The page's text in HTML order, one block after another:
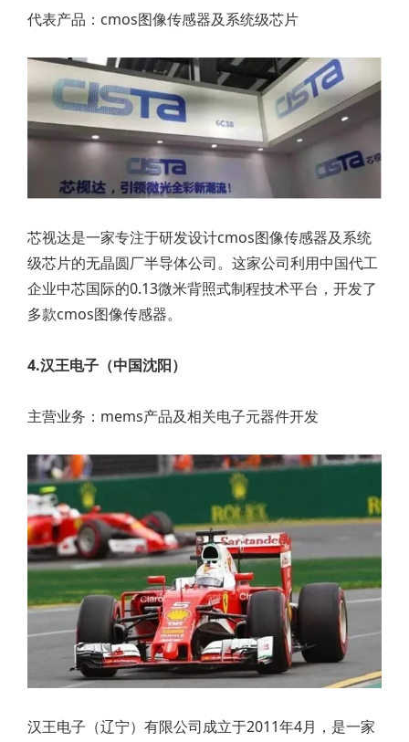
代表产品：cmos图像传感器及系统级芯片
芯视达是一家专注于研发设计cmos图像传感器及系统
级芯片的无晶圆厂半导体公司。这家公司利用中国代工
企业中芯国际的0.13微米背照式制程技术平台，开发了
多款cmos图像传感器。
4.汉王电子（中国沈阳）
主营业务：mems产品及相关电子元器件开发
汉王电子（辽宁）有限公司成立于2011年4月，是一家